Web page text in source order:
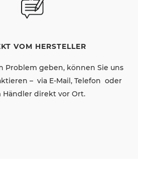
VOM HERSTELLER
Problem geben, können Sie uns
– via E-Mail, Telefon oder
Händler direkt vor Ort.